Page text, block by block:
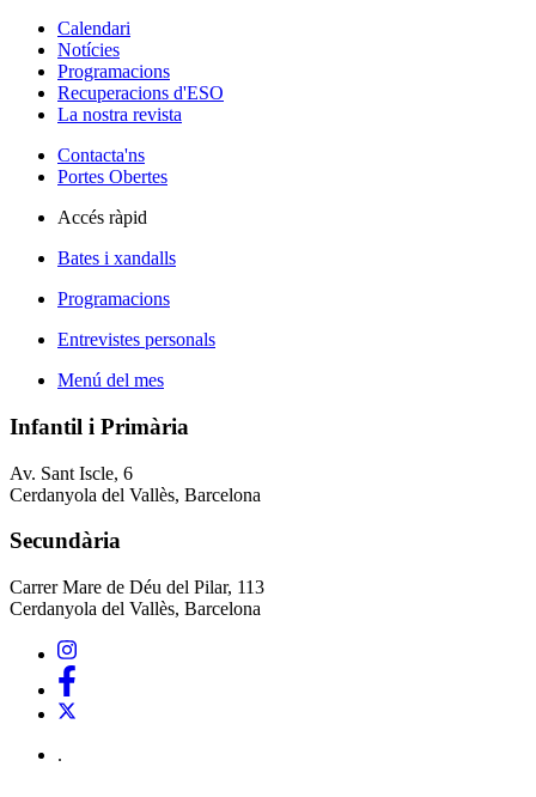
Calendari
Notícies
Programacions
Recuperacions d'ESO
La nostra revista
Contacta'ns
Portes Obertes
Accés ràpid
Bates i xandalls
Programacions
Entrevistes personals
Menú del mes
Infantil i Primària
Av. Sant Iscle, 6
Cerdanyola del Vallès, Barcelona
Secundària
Carrer Mare de Déu del Pilar, 113
Cerdanyola del Vallès, Barcelona
.